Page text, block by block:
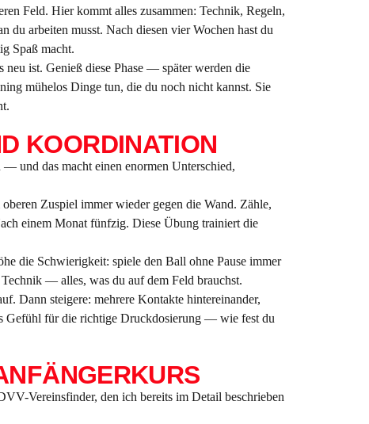
Feld. Hier kommt alles zusammen: Technik, Regeln,
arbeiten musst. Nach diesen vier Wochen hast du
Spaß macht.
ist. Genieß diese Phase — später werden die
mühelos Dinge tun, die du noch nicht kannst. Sie
KOORDINATION
und das macht einen enormen Unterschied,
Zuspiel immer wieder gegen die Wand. Zähle,
einem Monat fünfzig. Diese Übung trainiert die
die Schwierigkeit: spiele den Ball ohne Pause immer
— alles, was du auf dem Feld brauchst.
Dann steigere: mehrere Kontakte hintereinander,
Gefühl für die richtige Druckdosierung — wie fest du
Vereinsfinder, den ich bereits im Detail beschrieben